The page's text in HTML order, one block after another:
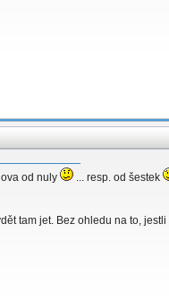
od nuly
... resp. od šestek
tam jet. Bez ohledu na to,